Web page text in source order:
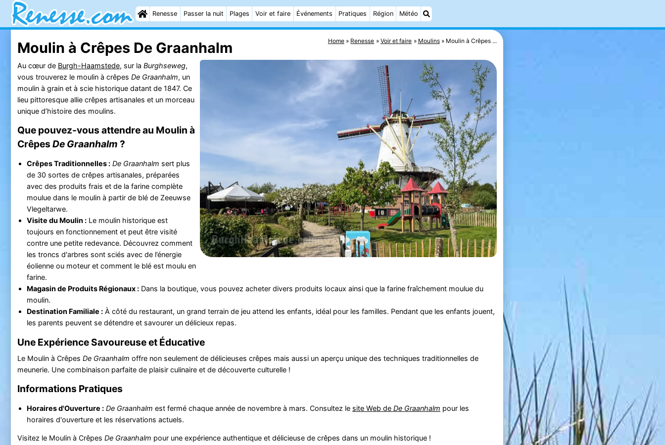
Renesse Passer la nuit Plages Voir et faire Événements Pratiques Région Météo
Home Renesse Voir et faire Moulins Moulin à Crêpes ...
Moulin à Crêpes De Graanhalm
Au cœur de Burgh-Haamstede, sur la Burghseweg,
vous trouverez le moulin à crêpes De Graanhalm, un
moulin à grain et à scie historique datant de 1847. Ce
lieu pittoresque allie crêpes artisanales et un morceau
unique d’histoire des moulins.
Que pouvez-vous attendre au Moulin à
Crêpes De Graanhalm ?
Crêpes Traditionnelles : De Graanhalm sert plus
de 30 sortes de crêpes artisanales, préparées
avec des produits frais et de la farine complète
moulue dans le moulin à partir de blé de Zeeuwse
Vlegeltarwe.
Visite du Moulin :Le moulin historique est
toujours en fonctionnement et peut être visité
contre une petite redevance. Découvrez comment
les troncs d'arbres sont sciés avec de l’énergie
éolienne ou moteur et comment le blé est moulu en
farine.
Magasin de Produits Régionaux :Dans la boutique, vous pouvez acheter divers produits locaux ainsi que la farine fraîchement moulue du
moulin.
Destination Familiale :À côté du restaurant, un grand terrain de jeu attend les enfants, idéal pour les familles. Pendant que les enfants jouent,
les parents peuvent se détendre et savourer un délicieux repas.
Une Expérience Savoureuse et Éducative
Le Moulin à Crêpes De Graanhalm offre non seulement de délicieuses crêpes mais aussi un aperçu unique des techniques traditionnelles de
meunerie. Une combinaison parfaite de plaisir culinaire et de découverte culturelle !
Informations Pratiques
Horaires d'Ouverture : De Graanhalm est fermé chaque année de novembre à mars. Consultez le site Web de De Graanhalm pour les
horaires d'ouverture et les réservations actuels.
Visitez le Moulin à Crêpes De Graanhalm pour une expérience authentique et délicieuse de crêpes dans un moulin historique !